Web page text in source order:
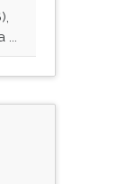
...